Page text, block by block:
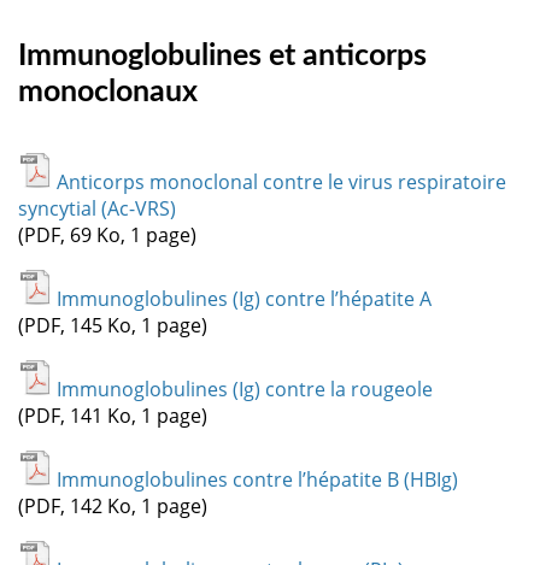
Immunoglobulines et anticorps
monoclonaux
Anticorps monoclonal contre le virus respiratoire
syncytial (Ac-VRS)
(PDF, 69 Ko, 1 page)
Immunoglobulines (Ig) contre l’hépatite A
(PDF, 145 Ko, 1 page)
Immunoglobulines (Ig) contre la rougeole
(PDF, 141 Ko, 1 page)
Immunoglobulines contre l’hépatite B (HBIg)
(PDF, 142 Ko, 1 page)